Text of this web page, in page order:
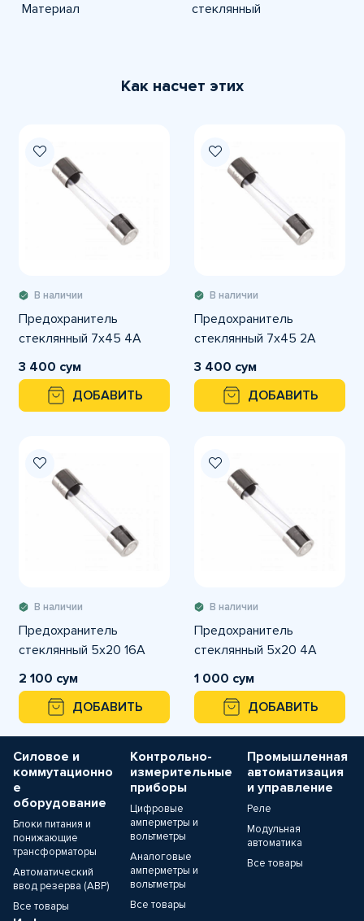
Материал стеклянный
Как насчет этих
В наличии
Предохранитель
стеклянный 7х45 4A
3 400 сум
ДОБАВИТЬ
В наличии
Предохранитель
стеклянный 7х45 2A
3 400 сум
ДОБАВИТЬ
В наличии
Предохранитель
стеклянный 5х20 16A
2 100 сум
ДОБАВИТЬ
В наличии
Предохранитель
стеклянный 5х20 4A
1 000 сум
ДОБАВИТЬ
Силовое и
коммутационно
е
оборудование
Блоки питания и
понижающие
трансформаторы
Автоматический
ввод резерва (АВР)
Все товары
Контрольно-
измерительные
приборы
Цифровые
амперметры и
вольтметры
Аналоговые
амперметры и
вольтметры
Все товары
Промышленная
автоматизация
и управление
Реле
Модульная
автоматика
Все товары